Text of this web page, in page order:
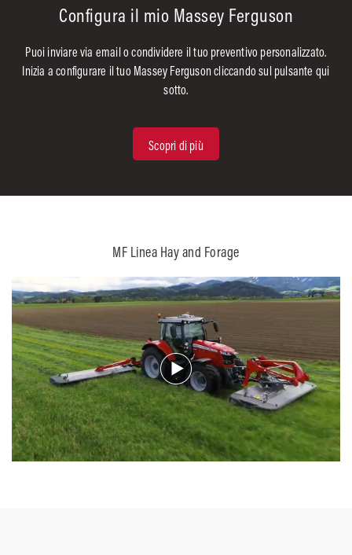
Configura il mio Massey Ferguson
Puoi inviare via email o condividere il tuo preventivo personalizzato.
Inizia a configurare il tuo Massey Ferguson cliccando sul pulsante qui
sotto.
Scopri di più
MF Linea Hay and Forage